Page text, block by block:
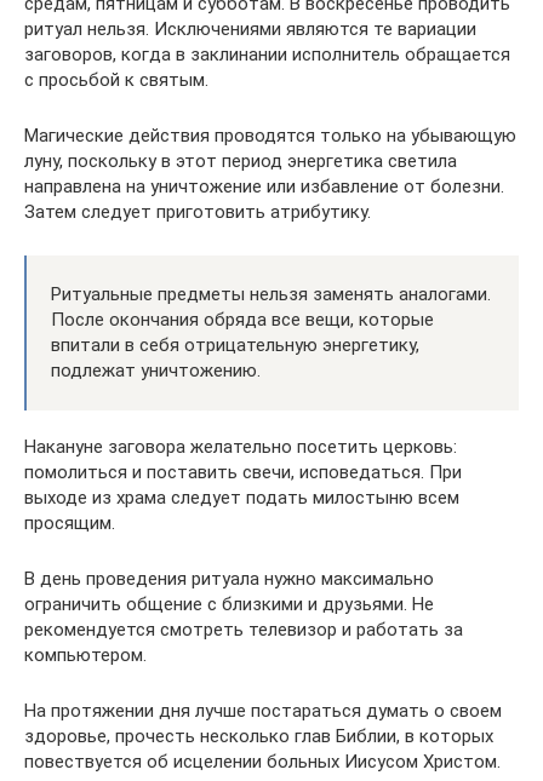
ритуал нельзя. Исключениями являются те вариации
заговоров, когда в заклинании исполнитель обращается
с просьбой к святым.
Магические действия проводятся только на убывающую
луну, поскольку в этот период энергетика светила
направлена на уничтожение или избавление от болезни.
Затем следует приготовить атрибутику.
Ритуальные предметы нельзя заменять аналогами.
После окончания обряда все вещи, которые
впитали в себя отрицательную энергетику,
подлежат уничтожению.
Накануне заговора желательно посетить церковь:
помолиться и поставить свечи, исповедаться. При
выходе из храма следует подать милостыню всем
просящим.
В день проведения ритуала нужно максимально
ограничить общение с близкими и друзьями. Не
рекомендуется смотреть телевизор и работать за
компьютером.
На протяжении дня лучше постараться думать о своем
здоровье, прочесть несколько глав Библии, в которых
повествуется об исцелении больных Иисусом Христом.